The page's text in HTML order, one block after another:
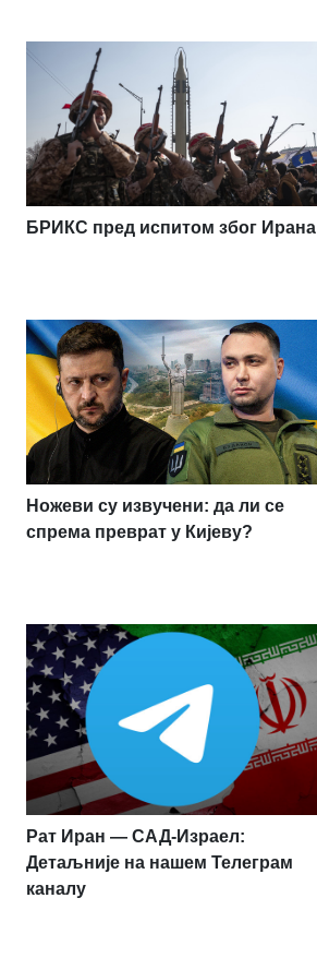
БРИКС пред испитом због Ирана
Ножеви су извучени: да ли се
спрема преврат у Кијеву?
Рат Иран — САД-Израел:
Детаљније на нашем Телеграм
каналу